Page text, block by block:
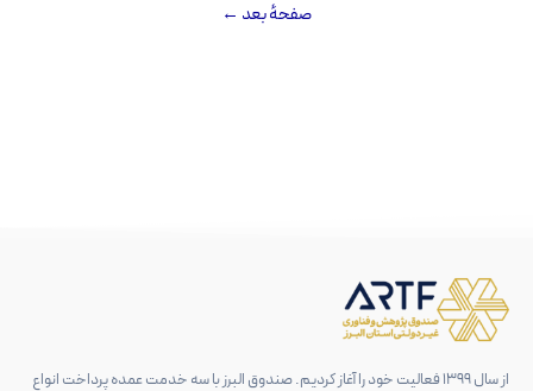
صفحهٔ بعد ←
از سال 1399 فعالیت خود را آغاز کردیم. صندوق البرز با سه خدمت عمده پرداخت انواع